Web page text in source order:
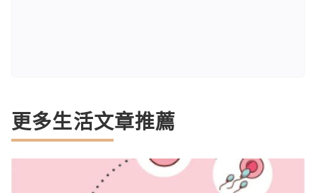
更多生活文章推薦